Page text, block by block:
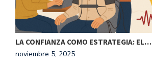
LA CONFIANZA COMO ESTRATEGIA: EL…
noviembre 5, 2025